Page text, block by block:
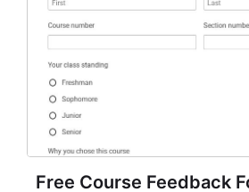
Free Course Feedback